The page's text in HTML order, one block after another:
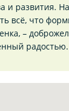
и развития.
всё, что
–
радостью.